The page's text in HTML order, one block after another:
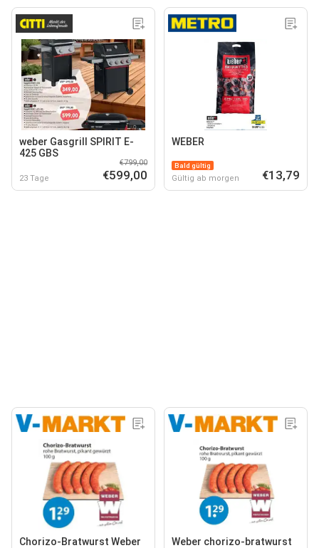
weber Gasgrill SPIRIT E-
425 GBS
23 Tage
€799,00
€599,00
WEBER
Bald gültig
Gültig ab morgen €13,79
Chorizo-Bratwurst Weber Weber chorizo-bratwurst